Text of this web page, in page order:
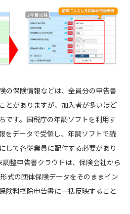
の保険情報などは、全員分の申告書
とがありますが、加入者が多いほど
です。国税庁の年調ソフトを利用す
をデータで受領し、年調ソフトで読
して各従業員に配付する必要があり
整申告書クラウドは、保険会社から
式の団体保険データをそのままイン
険料控除申告書に一括反映すること